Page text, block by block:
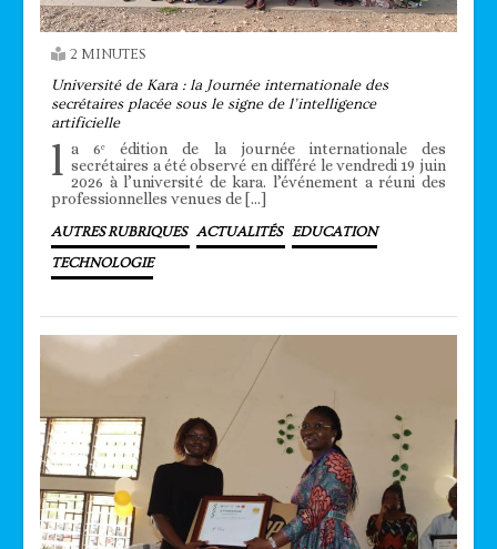
2 MINUTES
Université de Kara : la Journée internationale des
secrétaires placée sous le signe de l’intelligence
artificielle
l a 6ᵉ édition de la journée internationale des
secrétaires a été observé en différé le vendredi 19 juin
2026 à l’université de kara. l’événement a réuni des
professionnelles venues de […]
AUTRES RUBRIQUES ACTUALITÉS EDUCATION
TECHNOLOGIE